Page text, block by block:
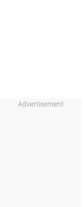
Advertisement